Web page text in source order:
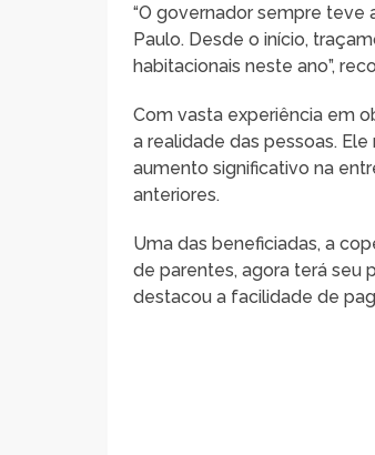
“O governador sempre teve
Paulo. Desde o início,
habitacionais neste ano”,
Com vasta experiência em
a realidade das pessoas.
aumento significativo na
anteriores.
Uma das beneficiadas, a
de parentes, agora terá seu
destacou a facilidade de